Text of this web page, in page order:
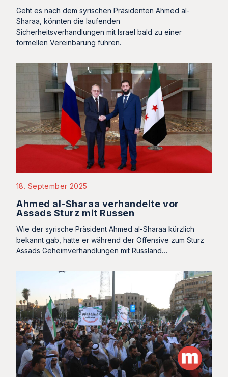
Geht es nach dem syrischen Präsidenten Ahmed al-
Sharaa, könnten die laufenden
Sicherheitsverhandlungen mit Israel bald zu einer
formellen Vereinbarung führen.
18. September 2025
Ahmed al-Sharaa verhandelte vor
Assads Sturz mit Russen
Wie der syrische Präsident Ahmed al-Sharaa kürzlich
bekannt gab, hatte er während der Offensive zum Sturz
Assads Geheimverhandlungen mit Russland…